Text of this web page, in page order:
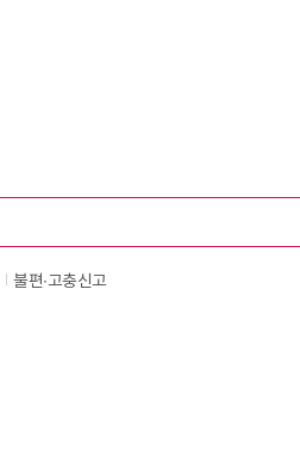
불편∙고충신고